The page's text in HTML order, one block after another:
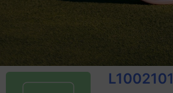
L1002101